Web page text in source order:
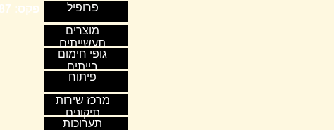
פרופיל
מוצרים
תעשייתים
גופי חימום
בייתים
פיתוח
מרכז שירות
תיקונים
תערוכות
פקס: 03-5375787. טלפון skype